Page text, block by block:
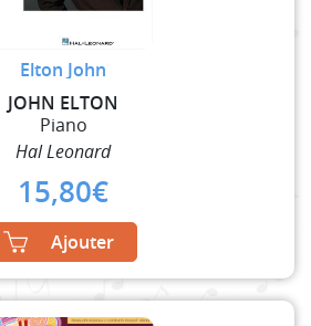
Elton John
JOHN ELTON
Piano
Hal Leonard
15,80€
Ajouter